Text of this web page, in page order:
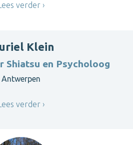
Lees verder
Klein
Shiatsu en Psycholoog
Antwerpen
verder